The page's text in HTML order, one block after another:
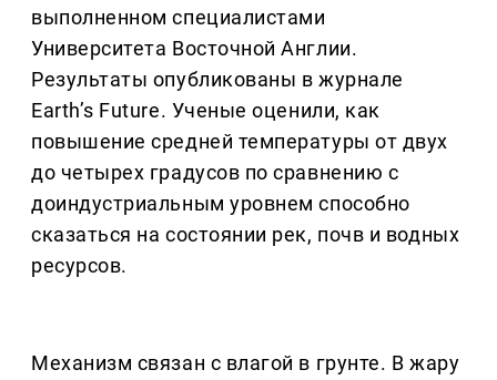
выполненном специалистами
Университета Восточной Англии.
Результаты опубликованы в журнале
Earth’s Future. Ученые оценили, как
повышение средней температуры от двух
до четырех градусов по сравнению с
доиндустриальным уровнем способно
сказаться на состоянии рек, почв и водных
ресурсов.
Механизм связан с влагой в грунте. В жару